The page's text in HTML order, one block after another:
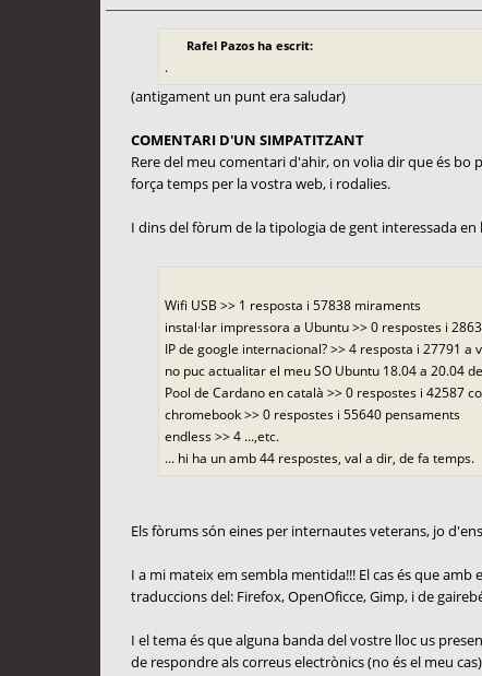
Rafel Pazos ha escrit:
.
(antigament un punt era saludar)
COMENTARI D'UN SIMPATITZANT
Rere del meu comentari d'ahir, on volia dir que és bo
força temps per la vostra web, i rodalies.
I dins del fòrum de la tipologia de gent interessada
Wifi USB >> 1 resposta i 57838 miraments
instal·lar impressora a Ubuntu >> 0 respostes i
IP de google internacional? >> 4 resposta i 27791 a
no puc actualitar el meu SO Ubuntu 18.04 a 20.04
Pool de Cardano en català >> 0 respostes i 42587
chromebook >> 0 respostes i 55640 pensaments
endless >> 4 ...,etc.
... hi ha un amb 44 respostes, val a dir, de fa temps.
Els fòrums són eines per internautes veterans, jo
I a mi mateix em sembla mentida!!! El cas és que
traduccions del: Firefox, OpenOficce, Gimp, i de
I el tema és que alguna banda del vostre lloc us
de respondre als correus electrònics (no és el meu